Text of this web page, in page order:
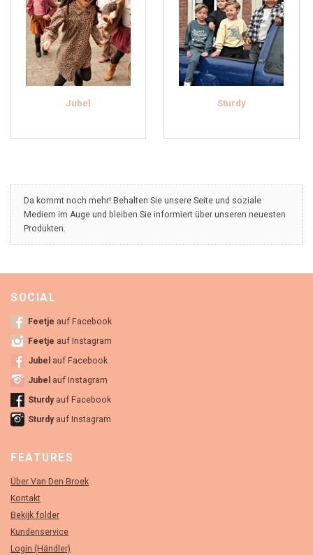
Jubel Sturdy
Da kommt noch mehr! Behalten Sie unsere Seite und soziale
Mediem im Auge und bleiben Sie informiert über unseren neuesten
Produkten.
SOCIAL
Feetje auf Facebook
Feetje auf Instagram
Jubel auf Facebook
Jubel auf Instagram
Sturdyauf Facebook
Sturdyauf Instagram
FEATURES
Über Van Den Broek
Kontakt
Bekijk folder
Kundenservice
Login (Händler)